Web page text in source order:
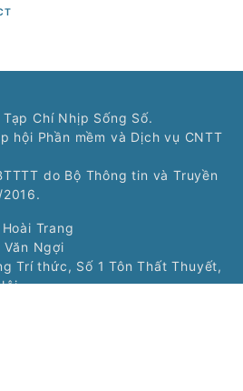
Chí Nhịp Sống Số.
hội Phần mềm và Dịch vụ CNTT
do Bộ Thông tin và Truyền
Trang
Văn Ngợi
Trí thức, Số 1 Tôn Thất Thuyết,